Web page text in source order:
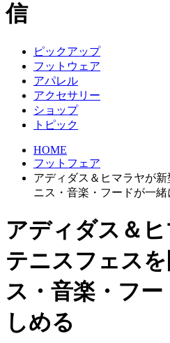
信
ピックアップ
フットウェア
アパレル
アクセサリー
ショップ
トピック
HOME
フットフェア
アディダス＆ヒマラヤが
ニス・音楽・フードが一緒
アディダス＆
テニスフェス
ス・音楽・フ
しめる